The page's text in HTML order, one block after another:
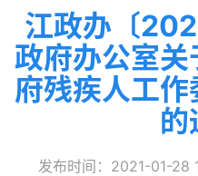
江政办〔
政府办公室
府残疾人工
的
发布时间：2021-01-28